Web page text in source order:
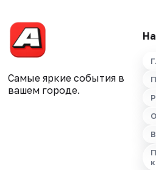
Самые яркие события в
вашем городе.